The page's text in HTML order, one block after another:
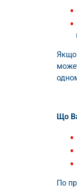
Якщо
Що
По